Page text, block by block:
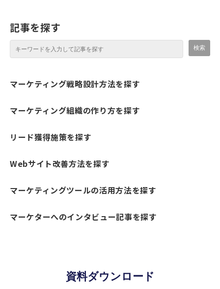
記事を探す
マーケティング戦略設計方法を探す
マーケティング組織の作り方を探す
リード獲得施策を探す
Webサイト改善方法を探す
マーケティングツールの活用方法を探す
マーケターへのインタビュー記事を探す
資料ダウンロード